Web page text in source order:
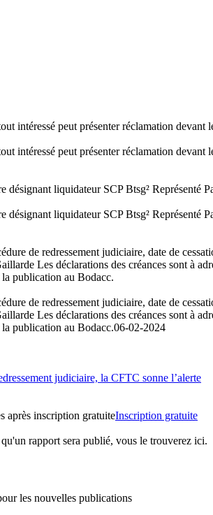
intéressé peut présenter réclamation
intéressé peut présenter réclamation
désignant liquidateur SCP Btsg²
désignant liquidateur SCP Btsg²
de redressement judiciaire, date de
Les déclarations des créances sont à
publication au Bodacc.
de redressement judiciaire, date de
Les déclarations des créances sont à
publication au Bodacc.06-02-2024
judiciaire, la CFTC sonne l’alerte
après inscription gratuiteInscription gratuite
rapport sera publié, vous le trouverez ici.
les nouvelles publications